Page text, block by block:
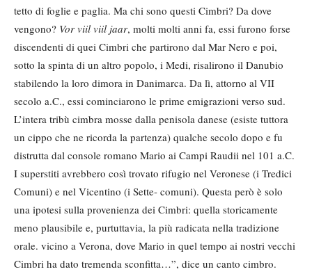
tetto di foglie e paglia. Ma chi sono questi Cimbri? Da dove
vengono? Vor viil viil jaar, molti molti anni fa, essi furono forse
discendenti di quei Cimbri che partirono dal Mar Nero e poi,
sotto la spinta di un altro popolo, i Medi, risalirono il Danubio
stabilendo la loro dimora in Danimarca. Da lì, attorno al VII
secolo a.C., essi cominciarono le prime emigrazioni verso sud.
L’intera tribù cimbra mosse dalla penisola danese (esiste tuttora
un cippo che ne ricorda la partenza) qualche secolo dopo e fu
distrutta dal console romano Mario ai Campi Raudii nel 101 a.C.
I superstiti avrebbero così trovato rifugio nel Veronese (i Tredici
Comuni) e nel Vicentino (i Sette- comuni). Questa però è solo
una ipotesi sulla provenienza dei Cimbri: quella storicamente
meno plausibile e, purtuttavia, la più radicata nella tradizione
orale. vicino a Verona, dove Mario in quel tempo ai nostri vecchi
Cimbri ha dato tremenda sconfitta…”, dice un canto cimbro.